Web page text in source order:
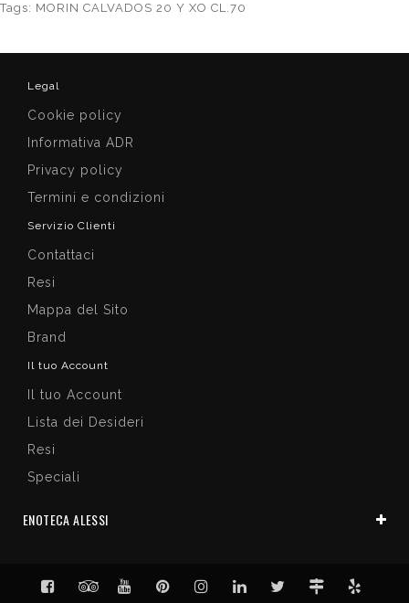
Tags: MORIN CALVADOS 20 Y XO CL.70
Legal
Cookie policy
Informativa ADR
Privacy policy
Termini e condizioni
Servizio Clienti
Contattaci
Resi
Mappa del Sito
Brand
Il tuo Account
Il tuo Account
Lista dei Desideri
Resi
Speciali
ENOTECA ALESSI